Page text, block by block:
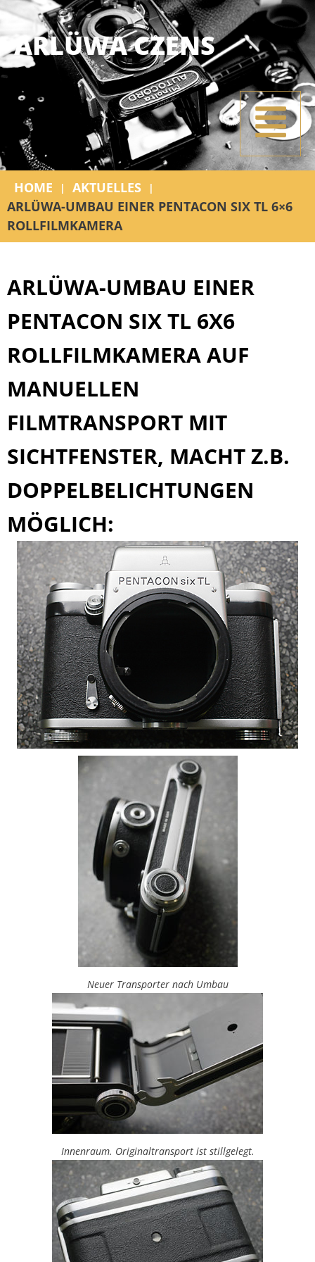
ARLÜWA CZENS
HOME | AKTUELLES |
ARLÜWA-UMBAU EINER PENTACON SIX TL 6×6
ROLLFILMKAMERA
ARLÜWA-UMBAU EINER
PENTACON SIX TL 6X6
ROLLFILMKAMERA AUF
MANUELLEN
FILMTRANSPORT MIT
SICHTFENSTER, MACHT Z.B.
DOPPELBELICHTUNGEN
MÖGLICH:
Neuer Transporter nach Umbau
Innenraum. Originaltransport ist stillgelegt.